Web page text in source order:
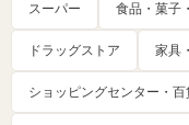
スーパー 食品・菓子
ドラッグストア 家具
ショッピングセンター・百